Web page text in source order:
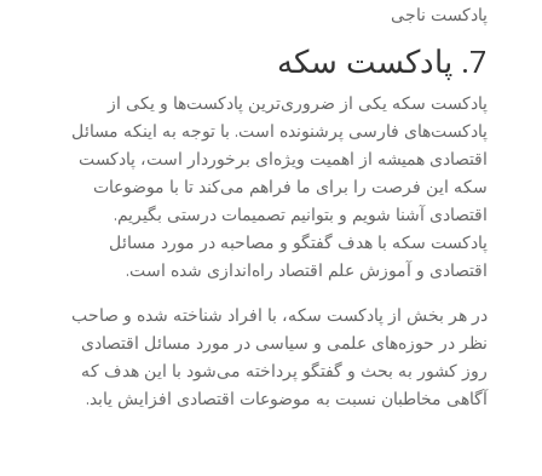
پادکست ناجی
7. پادکست سکه
پادکست سکه یکی از ضروری‌ترین پادکست‌ها و یکی از
پادکست‌های فارسی پرشنونده است. با توجه به اینکه مسائل
اقتصادی همیشه از اهمیت ویژه‌ای برخوردار است، پادکست
سکه این فرصت را برای ما فراهم می‌کند تا با موضوعات
اقتصادی آشنا شویم و بتوانیم تصمیمات درستی بگیریم.
پادکست سکه با هدف گفتگو و مصاحبه در مورد مسائل
اقتصادی و آموزش علم اقتصاد راه‌اندازی شده است.
در هر بخش از پادکست سکه، با افراد شناخته شده و صاحب
نظر در حوزه‌های علمی و سیاسی در مورد مسائل اقتصادی
روز کشور به بحث و گفتگو پرداخته می‌شود با این هدف که
آگاهی مخاطبان نسبت به موضوعات اقتصادی افزایش یابد.